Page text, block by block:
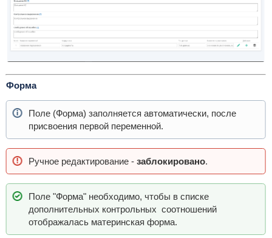
Форма
Поле (Форма) заполняется автоматически, после
присвоения первой переменной.
Ручное редактирование - заблокировано.
Поле "Форма" необходимо, чтобы в списке
дополнительных контрольных соотношений
отображалась материнская форма.